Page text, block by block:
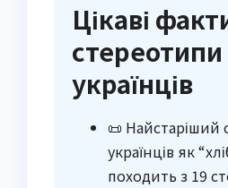
Цікаві
стереотипи
українців
📜 Найстаріший
українців як
походить з 19